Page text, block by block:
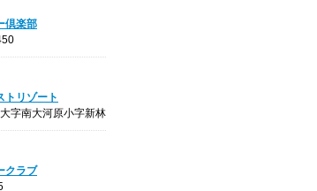
倶楽部
トリゾート
字南大河原小字新林
クラブ